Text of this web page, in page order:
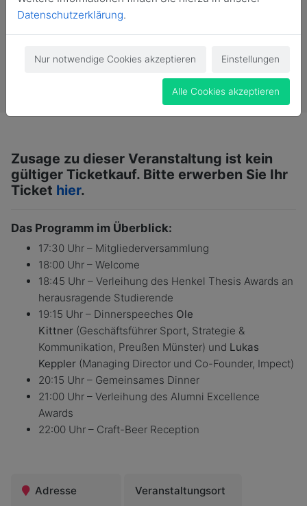
Vergangene Veranstaltung
Zusage zu dieser Veranstaltung ist kein
gültiger Ticketkauf. Bitte erwerben Sie Ihr
Ticket hier.
Das Programm im Überblick:
17:30 Uhr – Mitgliederversammlung
18:00 Uhr – Welcome
18:45 Uhr – Verleihung des Henkel Thesis Awards an
herausragende Studierende
19:15 Uhr – Dinnerspeeches Ole
Kittner (Geschäftsführer Sport, Strategie &
Kommunikation, Preußen Münster) und Lukas
Keppler (Managing Director und Co-Founder, Impect)
20:15 Uhr – Gemeinsames Dinner
21:00 Uhr – Verleihung des Alumni Excellence
Awards
22:00 Uhr – Craft-Beer Reception
Adresse
Veranstaltungsort
Datenschutzerklärung.
Nur notwendige Cookies akzeptieren Einstellungen
Alle Cookies akzeptieren